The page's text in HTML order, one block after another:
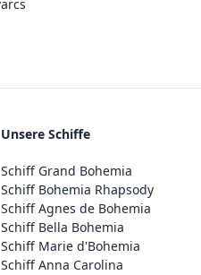
Unsere Schiffe
Schiff Grand Bohemia
Schiff Bohemia Rhapsody
Schiff Agnes de Bohemia
Schiff Bella Bohemia
Schiff Marie d'Bohemia
Schiff Anna Carolina